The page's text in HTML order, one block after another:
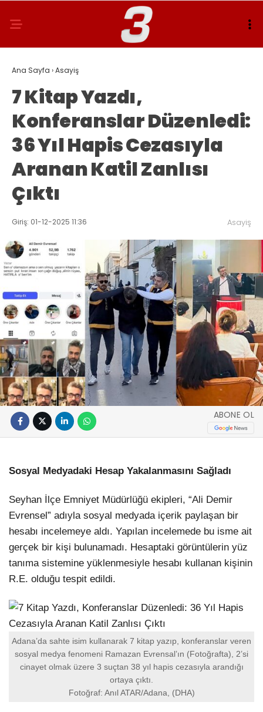
Ana Sayfa ›Asayiş
7 Kitap Yazdı,
Konferanslar Düzenledi:
36 Yıl Hapis Cezasıyla
Aranan Katil Zanlısı
Çıktı
Giriş: 01-12-2025 11:36 Asayiş
ABONE OL
Sosyal Medyadaki Hesap Yakalanmasını Sağladı
Seyhan İlçe Emniyet Müdürlüğü ekipleri, “Ali Demir
Evrensel” adıyla sosyal medyada içerik paylaşan bir
hesabı incelemeye aldı. Yapılan incelemede bu isme ait
gerçek bir kişi bulunamadı. Hesaptaki görüntülerin yüz
tanıma sistemine yüklenmesiyle hesabı kullanan kişinin
R.E. olduğu tespit edildi.
Adana’da sahte isim kullanarak 7 kitap yazıp, konferanslar veren
sosyal medya fenomeni Ramazan Evrensal’ın (Fotoğrafta), 2’si
cinayet olmak üzere 3 suçtan 38 yıl hapis cezasıyla arandığı
ortaya çıktı.
Fotoğraf: Anıl ATAR/Adana, (DHA)